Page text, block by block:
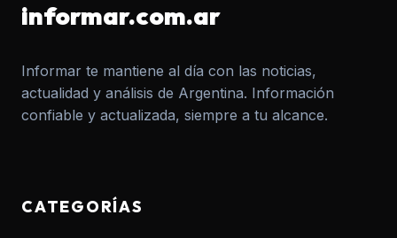
informar.com.ar
Informar te mantiene al día con las noticias,
actualidad y análisis de Argentina. Información
confiable y actualizada, siempre a tu alcance.
CATEGORÍAS